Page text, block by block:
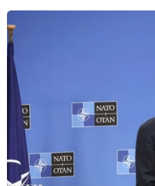
Lực lượng tự xưng Quân đội
Libya, ngày 26/5/
Ngày 11/8, Mỹ, Anh,
vương quốc Arab